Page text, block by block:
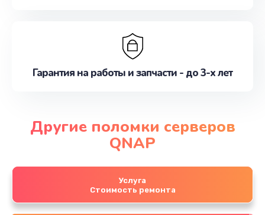
Гарантия на работы и запчасти - до 3-х лет
Другие поломки серверов
QNAP
Услуга
Стоимость ремонта